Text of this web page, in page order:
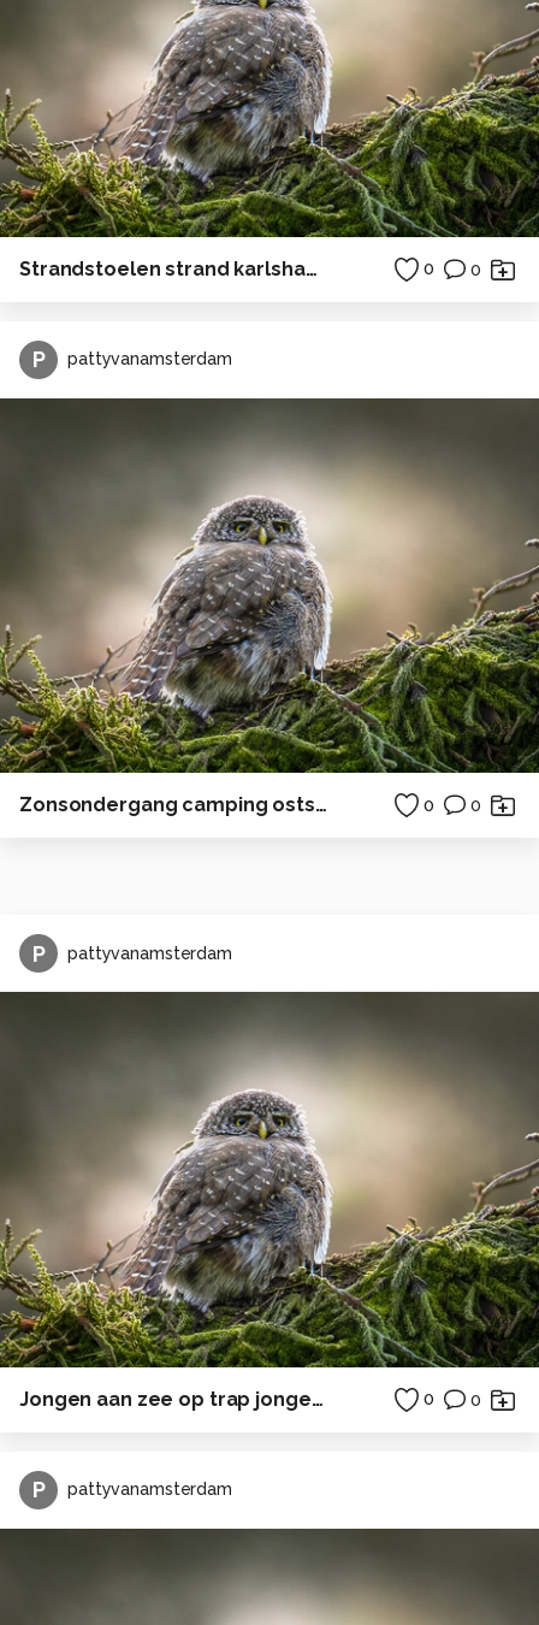
Strandstoelen strand karlshagen Duitsland zee 0 0
P pattyvanamsterdam
Zonsondergang camping ostsee duitsland horizon 0 0
P pattyvanamsterdam
Jongen aan zee op trap jongetje zonsondergang 0 0
P pattyvanamsterdam